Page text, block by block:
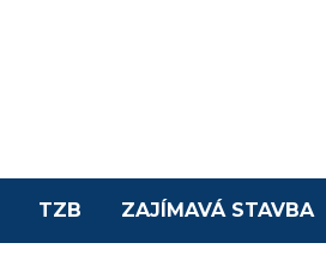
TZB ZAJÍMAVÁ STAVBA